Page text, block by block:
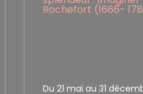
Rochefort (1666-
Du 21 mai au 31